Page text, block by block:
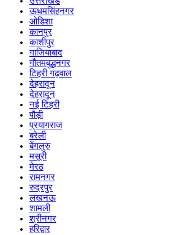
ऊधमसिंहनगर
ओडिशा
कानपुर
काशीपुर
गाजियाबाद
गौतमबुद्धनगर
टिहरी गढ़वाल
देहरादून
देहरादून
नई टिहरी
पौड़ी
प्रयागराज
बरेली
बेंगलुरु
मसूरी
मेरठ
रामनगर
रुद्रपुर
लखनऊ
शामली
श्रीनगर
हरिद्वार